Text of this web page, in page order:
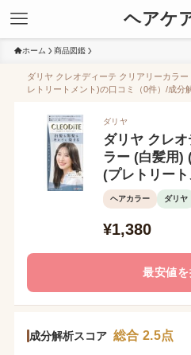
ヘアケ
ホーム 商品図鑑
ダリヤ クレオディーテ クリアリーカラ
レトリートメント)の口コミ（0件）/成分
ダリヤ
ダリヤ クレ
ラー (白髪用)
(プレトリー
ヘアカラー ダリヤ
¥1,380
最安値を
成分解析スコア 総合 2.5点